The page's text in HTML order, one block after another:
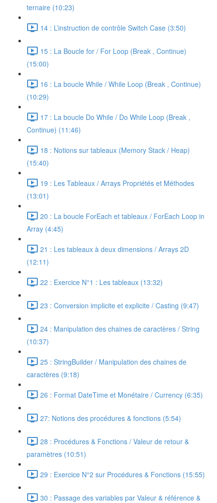
ternaire (10:23)
14 : L’instruction de contrôle Switch Case (3:50)
15 : La Boucle for / For Loop (Break , Continue)
(15:00)
16 : La boucle While / While Loop (Break , Continue)
(10:29)
17 : La boucle Do While / Do While Loop (Break ,
Continue) (11:46)
18 : Notions sur tableaux (Memory Stack / Heap)
(15:40)
19 : Les Tableaux / Arrays Propriétés et Méthodes
(13:01)
20 : La boucle ForEach et tableaux / ForEach Loop in
Array (4:45)
21 : Les tableaux à deux dimensions / Arrays 2D
(12:11)
22 : Exercice N°1 : Les tableaux (13:32)
23 : Conversion implicite et explicite / Casting (9:47)
24 : Manipulation des chaines de caractères / String
(10:37)
25 : StringBuilder / Manipulation des chaines de
caractères (9:18)
26 : Format DateTime et Monétaire / Currency (6:35)
27: Notions des procédures & fonctions (5:54)
28 : Procédures & Fonctions / Valeur de retour &
paramètres (10:51)
29 : Exercice N°2 sur Procédures & Fonctions (15:55)
30 : Passage des variables par Valeur & référence &